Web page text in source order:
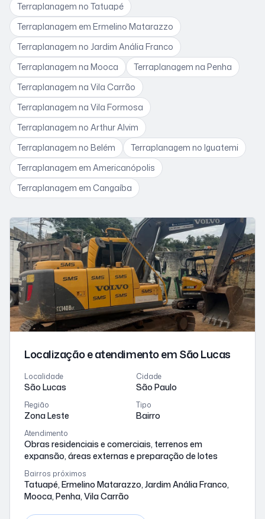
Terraplanagem no Tatuapé
Terraplanagem em Ermelino Matarazzo
Terraplanagem no Jardim Anália Franco
Terraplanagem na Mooca Terraplanagem na Penha
Terraplanagem na Vila Carrão
Terraplanagem na Vila Formosa
Terraplanagem no Arthur Alvim
Terraplanagem no Belém Terraplanagem no Iguatemi
Terraplanagem em Americanópolis
Terraplanagem em Cangaíba
Localização e atendimentoem São Lucas
Localidade
São Lucas
Cidade
São Paulo
Região
Zona Leste
Tipo
Bairro
Atendimento
Obras residenciais e comerciais, terrenos em
expansão, áreas externas e preparação de lotes
Bairros próximos
Tatuapé, Ermelino Matarazzo, Jardim Anália Franco,
Mooca, Penha, Vila Carrão